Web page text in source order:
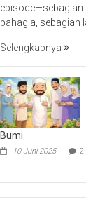
episode—sebagian
bahagia, sebagian
Selengkapnya
Bumi
10 Juni 2025 2